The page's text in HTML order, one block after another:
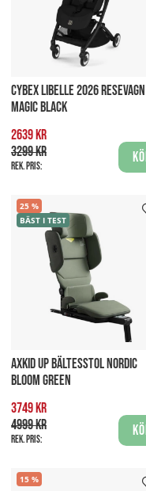
CYBEX LIBELLE 2026 RESEVAGN
MAGIC BLACK
2639 kr
3299 kr
Rek. pris:
25
BÄST I TEST
AXKID UP BÄLTESSTOL NORDIC
BLOOM GREEN
3749 kr
4999 kr
Rek. pris:
15